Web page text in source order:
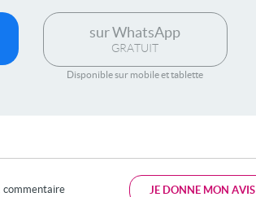
sur WhatsApp
GRATUIT
Disponible sur mobile et tablette
commentaire JE DONNE MON AVIS